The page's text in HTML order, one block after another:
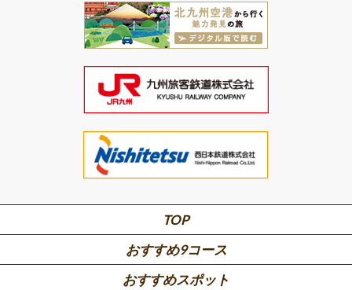
TOP
おすすめ9コース
おすすめスポット